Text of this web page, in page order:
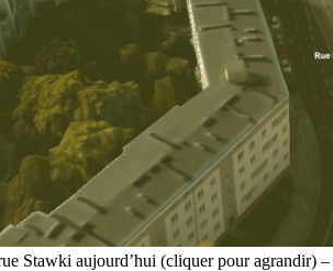
Stawki aujourd’hui (cliquer pour agrandir)